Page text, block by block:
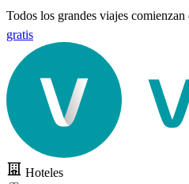
Todos los grandes viajes comienzan
gratis
Hoteles